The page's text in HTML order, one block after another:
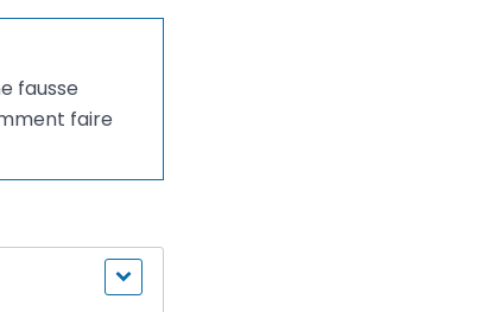
fausse
faire